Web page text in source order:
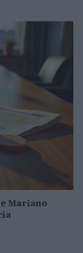
Mariano